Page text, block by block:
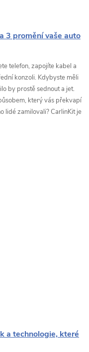
3 promění vaše auto
telefon, zapojíte kabel a
konzoli. Kdybyste měli
by prostě sednout a jet.
který vás překvapí
lidé zamilovali? CarlinKit je
a technologie, které